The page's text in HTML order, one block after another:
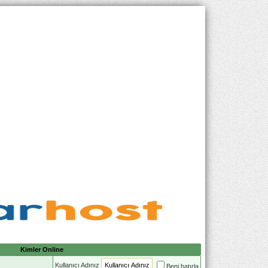
Kimler Online
Kullanıcı Adınız Beni hatırla